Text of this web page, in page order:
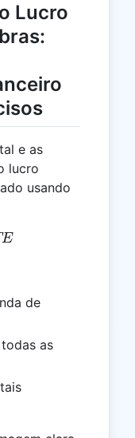
Lucro
e as
lucro
usando
TR - TE
de
as